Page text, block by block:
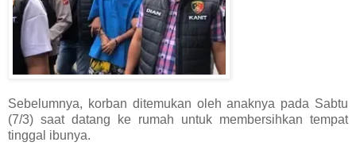
Sebelumnya, korban ditemukan oleh anaknya pada Sabtu
(7/3) saat datang ke rumah untuk membersihkan tempat
tinggal ibunya.